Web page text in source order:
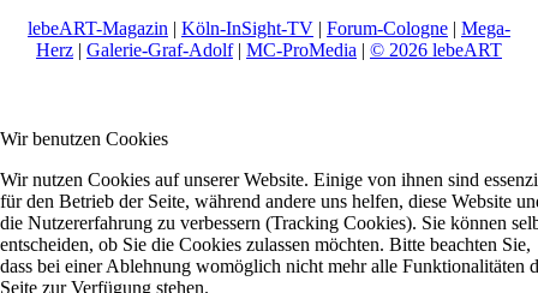
lebeART-Magazin | Köln-InSight-TV | Forum-Cologne | Mega-
Herz | Galerie-Graf-Adolf| MC-ProMedia | © 2026 lebeART
Wir benutzen Cookies
Wir nutzen Cookies auf unserer Website. Einige von ihnen sind
für den Betrieb der Seite, während andere uns helfen, diese Website
die Nutzererfahrung zu verbessern (Tracking Cookies). Sie können
entscheiden, ob Sie die Cookies zulassen möchten. Bitte beachten Sie,
dass bei einer Ablehnung womöglich nicht mehr alle Funktionalitäten
Seite zur Verfügung stehen.